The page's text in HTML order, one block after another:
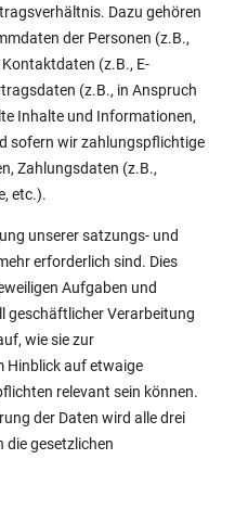
Dazu gehören
der Personen (z.B.,
(z.B., E-
(z.B., in Anspruch
Inhalte und Informationen,
sofern wir zahlungspflichtige
Zahlungsdaten (z.B.,
etc.).
unserer satzungs- und
erforderlich sind. Dies
Aufgaben und
geschäftlicher Verarbeitung
wie sie zur
Hinblick auf etwaige
relevant sein können.
der Daten wird alle drei
die gesetzlichen